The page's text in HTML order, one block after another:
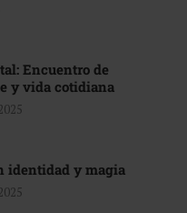
Encuentro de
y vida cotidiana
identidad y magia